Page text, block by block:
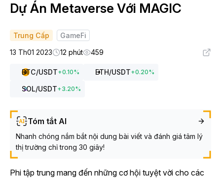
Dự Án Metaverse Với MAGIC
Trung Cấp
GameFi
13 Th01 2023
12 phút 459
BTC/USDT+0.10% ETH/USDT+0.20%
SOL/USDT+3.20%
Tóm tắt AI
Nhanh chóng nắm bắt nội dung bài viết và đánh giá tâm lý
thị trường chỉ trong 30 giây!
Phi tập trung mang đến những cơ hội tuyệt vời cho các